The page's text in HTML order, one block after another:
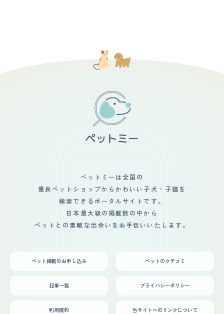
ペットミーは全国の
優良ペットショップからかわいい子犬・子猫を
検索できるポータルサイトです。
日本最大級の掲載数の中から
ペットとの素敵な出会いをお手伝いいたします。
ペット掲載のお申し込み ペットのクチコミ
記事一覧 プライバシーポリシー
利用規約 当サイトへのリンクについて